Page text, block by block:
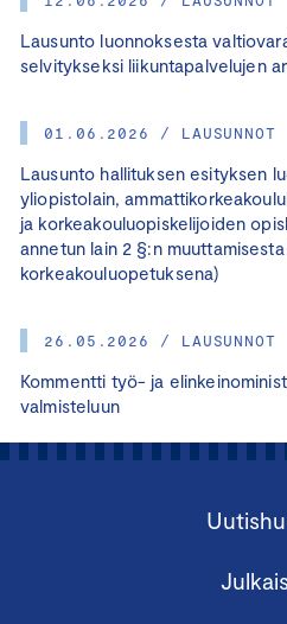
Lausunto luonnoksesta
selvitykseksi liikuntapalvelujen
01.06.2026 / LAUSUNNOT
Lausunto hallituksen esityksen
yliopistolain,
ja korkeakouluopiskelijoiden
annetun lain 2 §:n
korkeakouluopetuksena)
26.05.2026 / LAUSUNNOT
Kommentti työ- ja
valmisteluun